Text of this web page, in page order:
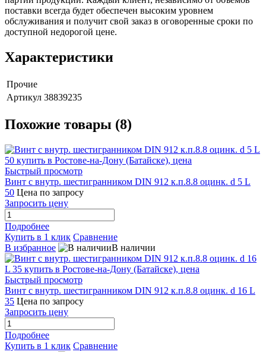
поставки всегда будет обеспечен высоким уровнем
обслуживания и получит свой заказ в оговоренные сроки по
доступной недорогой цене.
Характеристики
Прочие
Артикул 38839235
Похожие товары (8)
Быстрый просмотр
Винт с внутр. шестигранником DIN 912 к.п.8.8 оцинк. d 5 L
50 Цена по запросу
Запросить цену
Подробнее
Купить в 1 клик Сравнение
В избранное
В наличии
Быстрый просмотр
Винт с внутр. шестигранником DIN 912 к.п.8.8 оцинк. d 16 L
35 Цена по запросу
Запросить цену
Подробнее
Купить в 1 клик Сравнение